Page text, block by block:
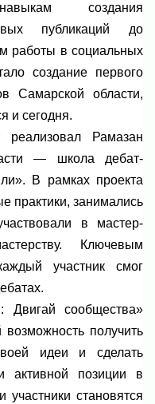
создания
публикаций до
работы в социальных
создание первого
Самарской области,
и сегодня.
Рамазан
— школа дебат-
В рамках проекта
практики, занимались
в мастер-
Ключевым
участник смог
Двигай сообщества»
получить
идеи и сделать
позиции в
участники становятся